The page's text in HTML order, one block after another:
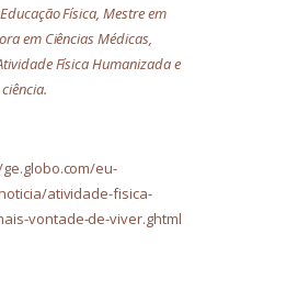
Física, Mestre em
em Ciências Médicas,
Física Humanizada e
ge.globo.com/eu-
atividade-fisica-
vontade-de-viver.ghtml